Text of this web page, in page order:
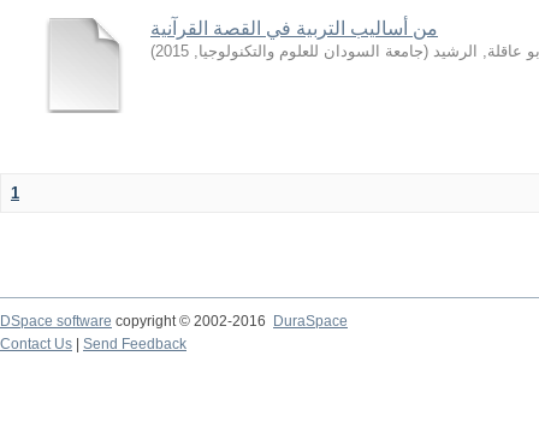
من أساليب التربية في القصة القرآنية
عاقلة, الرشيد (جامعة السودان للعلوم والتكنولوجيا,
2015
)
1
DSpace software copyright © 2002-2016
DuraSpace
Contact Us
Send Feedback